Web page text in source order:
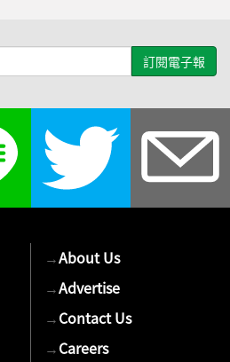
→About Us
→Advertise
→Contact Us
→Careers